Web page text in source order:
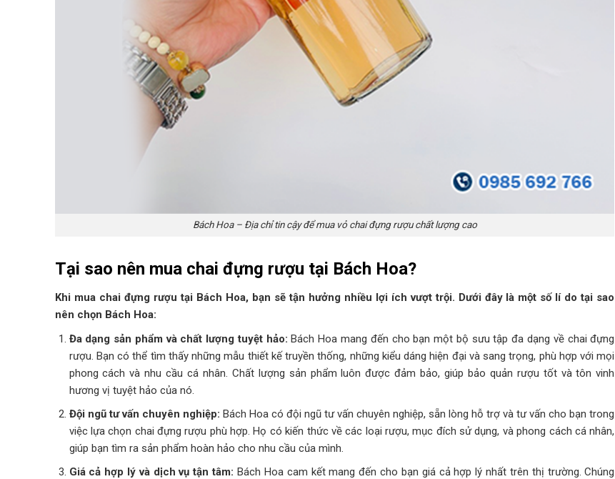
Bách Hoa – Địa chỉ tin cậy để mua vỏ chai đựng rượu chất lượng cao
Tại sao nên mua chai đựng rượu tại Bách Hoa?
Khi mua chai đựng rượu tại Bách Hoa, bạn sẽ tận hưởng nhiều lợi ích vượt trội. Dưới đây là một số lí do tại sao
nên chọn Bách Hoa:
Đa dạng sản phẩm và chất lượng tuyệt hảo: Bách Hoa mang đến cho bạn một bộ sưu tập đa dạng về chai đựng
rượu. Bạn có thể tìm thấy những mẫu thiết kế truyền thống, những kiểu dáng hiện đại và sang trọng, phù hợp với mọi
phong cách và nhu cầu cá nhân. Chất lượng sản phẩm luôn được đảm bảo, giúp bảo quản rượu tốt và tôn vinh
hương vị tuyệt hảo của nó.
Đội ngũ tư vấn chuyên nghiệp: Bách Hoa có đội ngũ tư vấn chuyên nghiệp, sẵn lòng hỗ trợ và tư vấn cho bạn trong
việc lựa chọn chai đựng rượu phù hợp. Họ có kiến thức về các loại rượu, mục đích sử dụng, và phong cách cá nhân,
giúp bạn tìm ra sản phẩm hoàn hảo cho nhu cầu của mình.
Giá cả hợp lý và dịch vụ tận tâm: Bách Hoa cam kết mang đến cho bạn giá cả hợp lý nhất trên thị trường. Chúng